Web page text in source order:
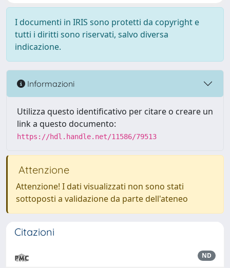
I documenti in IRIS sono protetti da copyright e
tutti i diritti sono riservati, salvo diversa
indicazione.
Informazioni
Utilizza questo identificativo per citare o creare un
link a questo documento:
https://hdl.handle.net/11586/79513
Attenzione
Attenzione! I dati visualizzati non sono stati
sottoposti a validazione da parte dell'ateneo
Citazioni
ND